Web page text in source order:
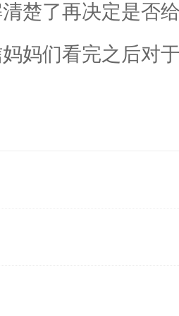
了再决定是否
妈们看完之后对